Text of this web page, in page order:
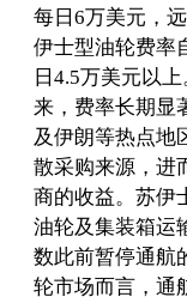
每日6万美元，
伊士型油轮费率
日4.5万美元以
来，费率长期显
及伊朗等热点地
散采购来源，进
商的收益。苏伊
油轮及集装箱运
数此前暂停通航
轮市场而言，通